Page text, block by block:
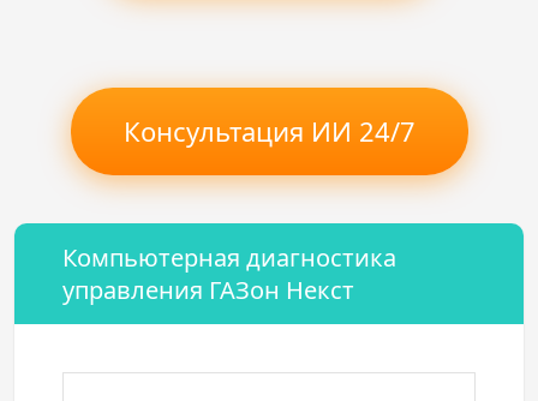
Консультация ИИ 24/7
Компьютерная диагностика
управления ГАЗон Некст